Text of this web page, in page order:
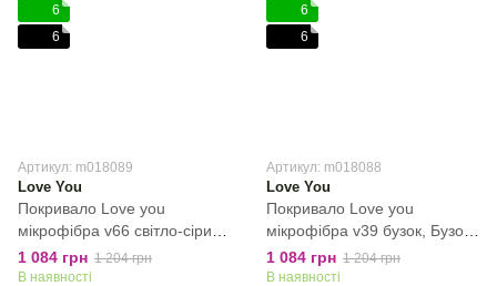
6
6
Артикул: m018089
Love You
Покривало Love you
мікрофібра v66 світло-сірий,
Світло-сірий, Полуторний,
150х200 см, Без наволочок
1 084 грн 1 204 грн
В наявності
6
6
Артикул: m018088
Love You
Покривало Love you
мікрофібра v39 бузок, Бузок,
Полуторний, 150х200 см,
Без наволочок
1 084 грн 1 204 грн
В наявності